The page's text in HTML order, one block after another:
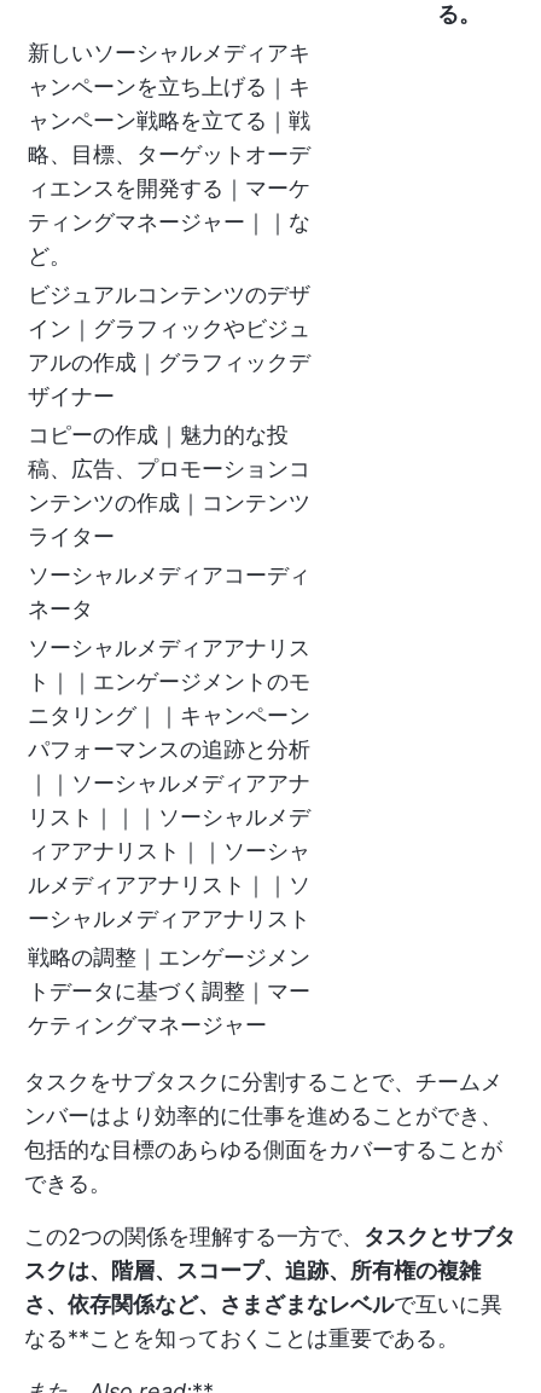
る。
新しいソーシャルメディアキ
ャンペーンを立ち上げる｜キ
ャンペーン戦略を立てる｜戦
略、目標、ターゲットオーデ
ィエンスを開発する｜マーケ
ティングマネージャー｜｜な
ど。
ビジュアルコンテンツのデザ
イン｜グラフィックやビジュ
アルの作成｜グラフィックデ
ザイナー
コピーの作成｜魅力的な投
稿、広告、プロモーションコ
ンテンツの作成｜コンテンツ
ライター
ソーシャルメディアコーディ
ネータ
ソーシャルメディアアナリス
ト｜｜エンゲージメントのモ
ニタリング｜｜キャンペーン
パフォーマンスの追跡と分析
｜｜ソーシャルメディアアナ
リスト｜｜｜ソーシャルメデ
ィアアナリスト｜｜ソーシャ
ルメディアアナリスト｜｜ソ
ーシャルメディアアナリスト
戦略の調整｜エンゲージメン
トデータに基づく調整｜マー
ケティングマネージャー
タスクをサブタスクに分割することで、チームメ
ンバーはより効率的に仕事を進めることができ、
包括的な目標のあらゆる側面をカバーすることが
できる。
この2つの関係を理解する一方で、 タスクとサブタ
スクは、階層、スコープ、追跡、所有権の複雑
さ、依存関係など、さまざまなレベルで互いに異
なる**ことを知っておくことは重要である。